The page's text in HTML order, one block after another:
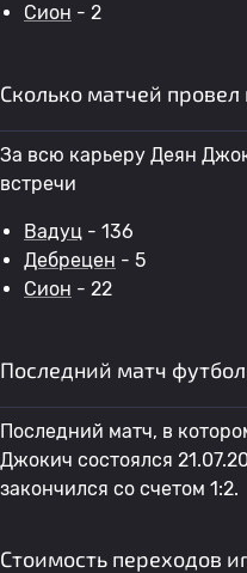
Сион - 2
Сколько матчей
За всю карьеру Деян
встречи
Вадуц - 136
Дебрецен - 5
Сион - 22
Последний матч
Последний матч, в
Джокич состоялся
закончился со счетом 1:2.
Стоимость переходов